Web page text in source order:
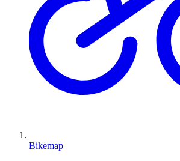
Bikemap